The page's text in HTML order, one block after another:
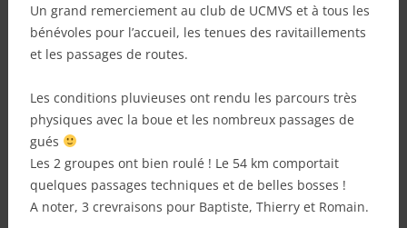
Un grand remerciement au club de UCMVS et à tous les
bénévoles pour l’accueil, les tenues des ravitaillements
et les passages de routes.
Les conditions pluvieuses ont rendu les parcours très
physiques avec la boue et les nombreux passages de
gués
Les 2 groupes ont bien roulé ! Le 54 km comportait
quelques passages techniques et de belles bosses !
A noter, 3 crevraisons pour Baptiste, Thierry et Romain.